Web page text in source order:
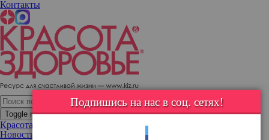
Контакты
Toggle navigation
Красота
Новости
Подпишись на нас в соц. сетях!
Прилучному понравилось? Мирослава Карпович подстриглась
под мальчика